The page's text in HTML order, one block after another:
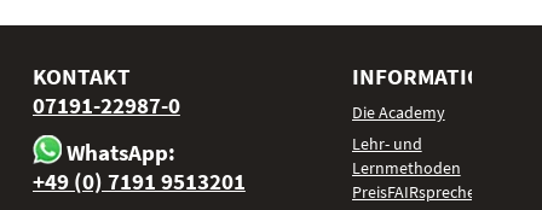
KONTAKT
07191-22987-0
WhatsApp:
+49 (0) 7191 9513201
INFORMATIONEN
Die Academy
Lehr- und
Lernmethoden
PreisFAIRsprechen